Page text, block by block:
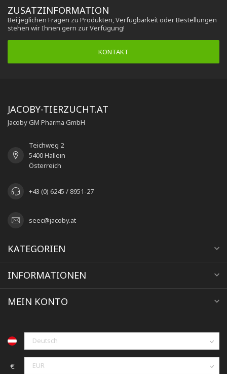
ZUSATZINFORMATION
Bei jeglichen Fragen zu Produkten, Verfügbarkeit oder Bestellungen
stehen wir Ihnen gern zur Verfügung!
KONTAKT
JACOBY-TIERZUCHT.AT
Jacoby GM Pharma GmbH
Teichweg 2
5400 Hallein
Österreich
+43 (0) 6245 / 8951-27
seec@jacoby.at
KATEGORIEN
INFORMATIONEN
MEIN KONTO
€